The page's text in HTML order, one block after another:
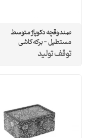
صندوقچه دکوپاژ متوسط
مستطيل - برکه کاشی
توقف تولید